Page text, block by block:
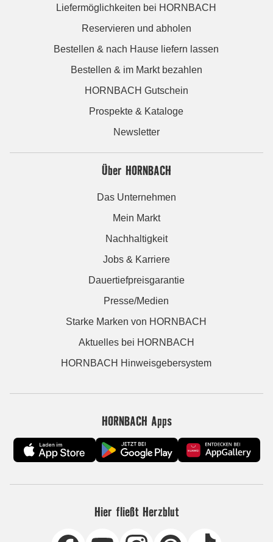
Liefermöglichkeiten bei HORNBACH
Reservieren und abholen
Bestellen & nach Hause liefern lassen
Bestellen & im Markt bezahlen
HORNBACH Gutschein
Prospekte & Kataloge
Newsletter
Über HORNBACH
Das Unternehmen
Mein Markt
Nachhaltigkeit
Jobs & Karriere
Dauertiefpreisgarantie
Presse/Medien
Starke Marken von HORNBACH
Aktuelles bei HORNBACH
HORNBACH Hinweisgebersystem
HORNBACH Apps
Hier fließt Herzblut